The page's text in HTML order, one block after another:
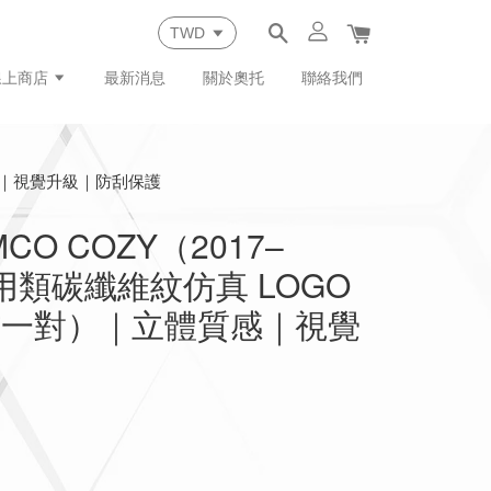
商店 最新消息 關於奧托 聯絡我們
視覺升級｜防刮保護
COZY（2017–
類碳纖維紋仿真 LOGO
對）｜立體質感｜視覺